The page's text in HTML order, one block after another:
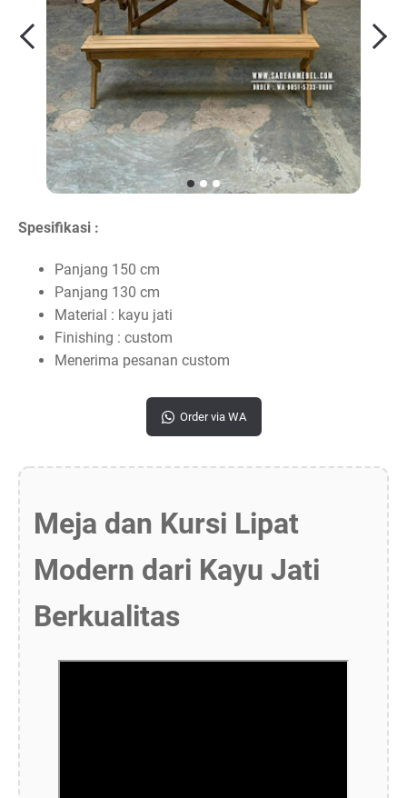
Spesifikasi :
Panjang 150 cm
Panjang 130 cm
Material : kayu jati
Finishing : custom
Menerima pesanan custom
Order via WA
Meja dan Kursi Lipat
Modern dari Kayu Jati
Berkualitas